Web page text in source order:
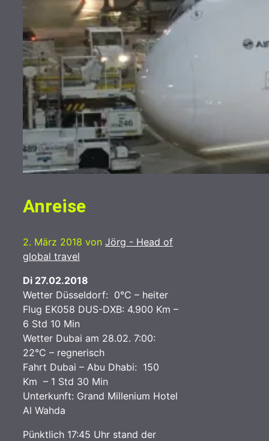
Anreise
2. März 2018 von Jörg - Head of
global travel
Di 27.02.2018
Wetter Düsseldorf: 0°C – heiter
Flug EK058 DUS-DXB: 4.900 Km –
6 Std 10 Min
Wetter Dubai am 28.02. 7:00:
22°C – regnerisch
Fahrt Dubai – Abu Dhabi: 150
Km – 1 Std 30 Min
Unterkunft: Grand Millenium Hotel
Al Wahda
Pünktlich 17:45 Uhr stand der